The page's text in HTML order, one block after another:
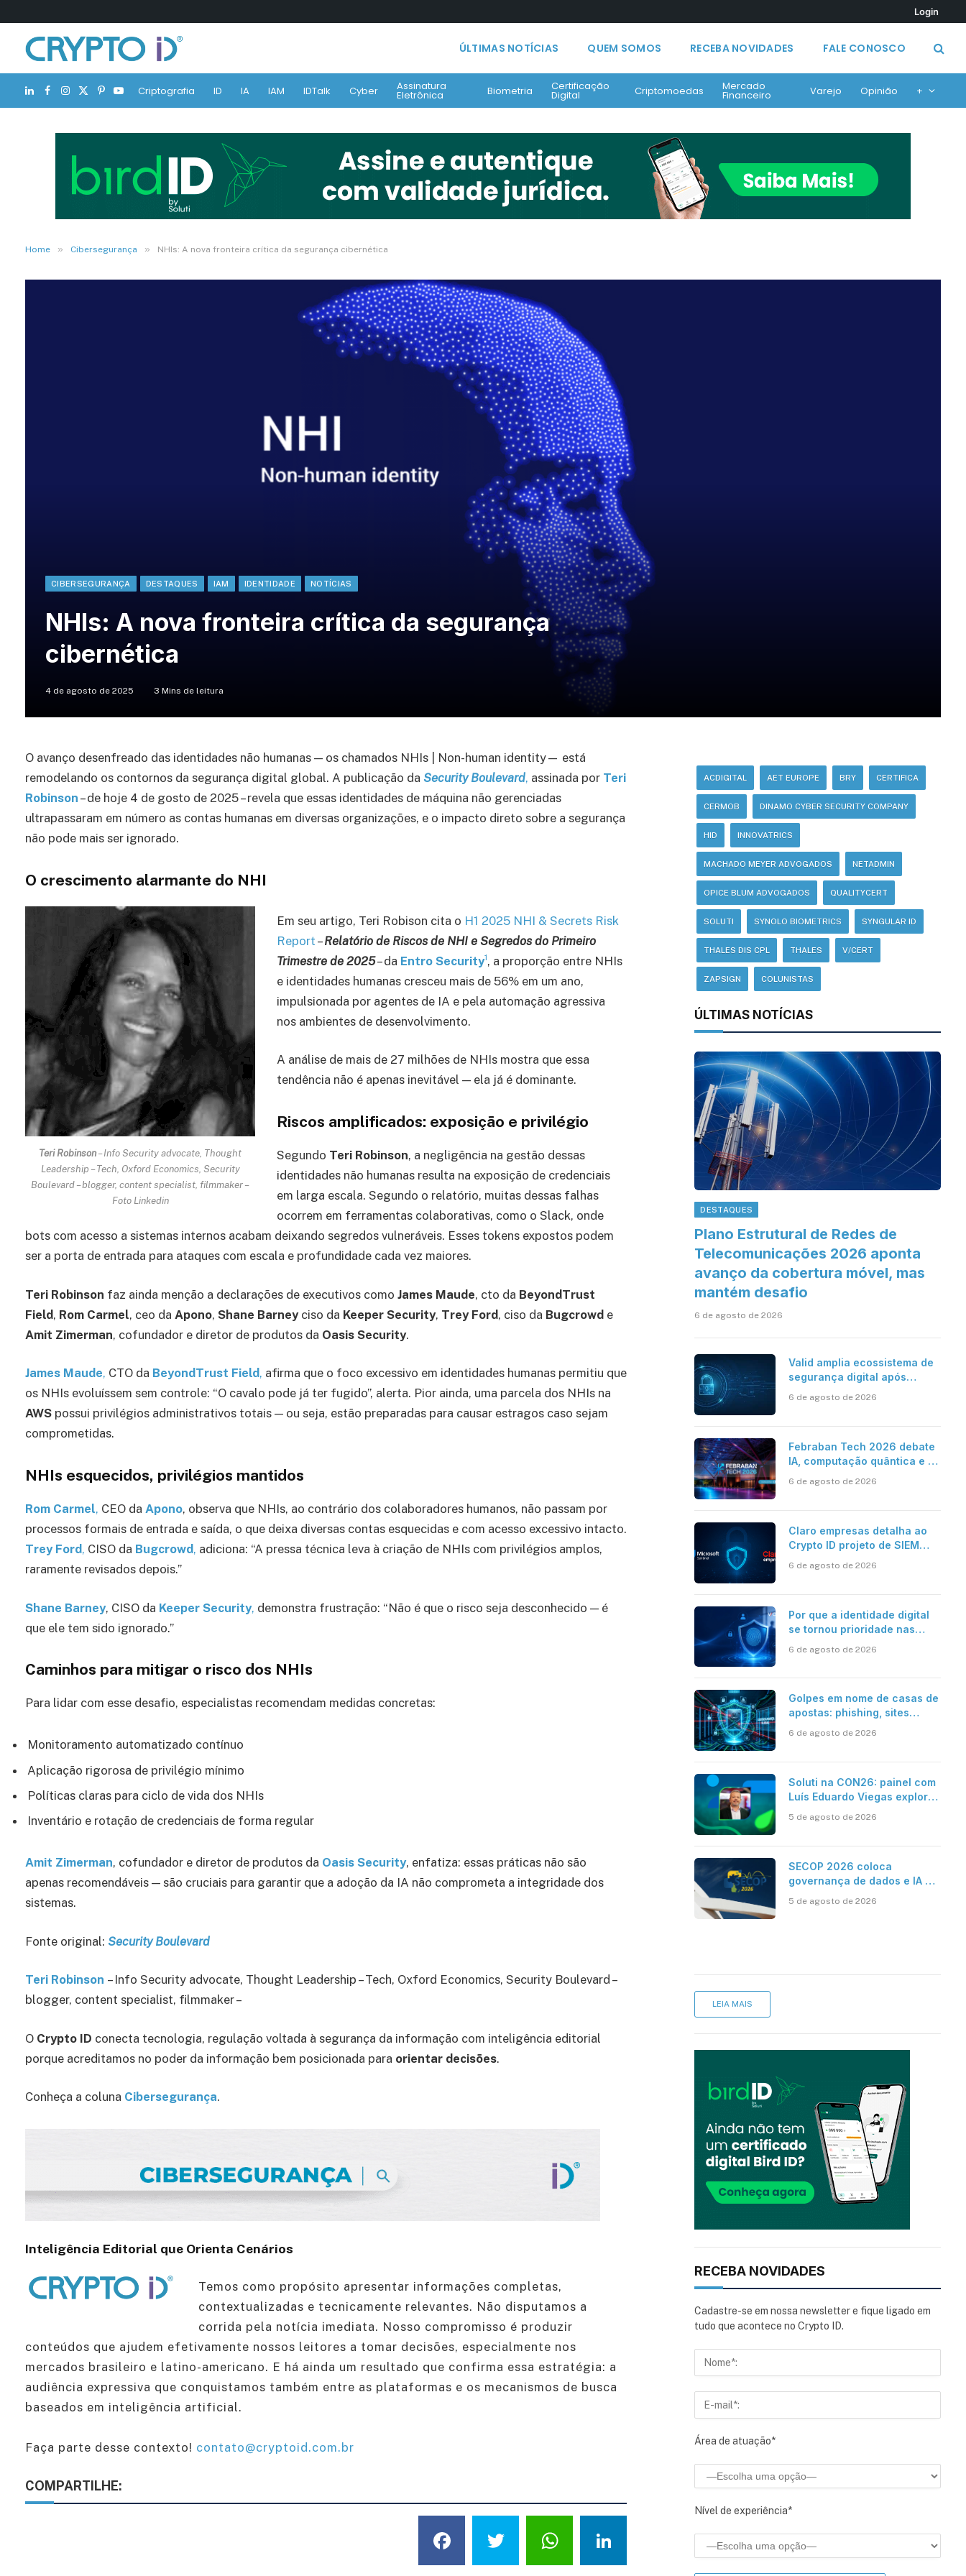
Login
ÚLTIMAS NOTÍCIAS QUEM SOMOS RECEBA NOVIDADES FALE CONOSCO
LinkedIn
Facebook
Instagram
X
(Twitter)
Pinterest
YouTubeCriptografia ID IA IAM IDTalk Cyber Assinatura
Eletrônica Biometria Certificação
Digital Criptomoedas Mercado
Financeiro Varejo Opinião +
Home » Cibersegurança » NHIs: A nova fronteira crítica da segurança cibernética
CIBERSEGURANÇA DESTAQUES IAM IDENTIDADE NOTÍCIAS
NHIs: A nova fronteira crítica da segurança
cibernética
4 de agosto de 2025 3 Mins de leitura
O avanço desenfreado das identidades não humanas — os chamados NHIs | Non-human identity— está
remodelando os contornos da segurança digital global. A publicação da Security Boulevard, assinada por Teri
Robinson – de hoje 4 de gosto de 2025 – revela que essas identidades de máquina não gerenciadas
ultrapassaram em número as contas humanas em diversas organizações, e o impacto direto sobre a segurança
não pode mais ser ignorado.
O crescimento alarmante do NHI
Teri Robinson– Info Security advocate, Thought
Leadership – Tech, Oxford Economics, Security
Boulevard – blogger, content specialist, filmmaker –
Foto Linkedin
Em seu artigo, Teri Robison cita o H1 2025 NHI & Secrets Risk
Report –Relatório de Riscos de NHI e Segredos do Primeiro
Trimestre de 2025– da Entro Security1, a proporção entre NHIs
e identidades humanas cresceu mais de 56% em um ano,
impulsionada por agentes de IA e pela automação agressiva
nos ambientes de desenvolvimento.
A análise de mais de 27 milhões de NHIs mostra que essa
tendência não é apenas inevitável — ela já é dominante.
Riscos amplificados: exposição e privilégio
Segundo Teri Robinson, a negligência na gestão dessas
identidades não humanas resulta na exposição de credenciais
em larga escala. Segundo o relatório, muitas dessas falhas
ocorrem em ferramentas colaborativas, como o Slack, onde
bots com acesso a sistemas internos acabam deixando segredos vulneráveis. Esses tokens expostos podem
ser a porta de entrada para ataques com escala e profundidade cada vez maiores.
Teri Robinson faz ainda menção a declarações de executivos como James Maude, cto da BeyondTrust
Field, Rom Carmel, ceo da Apono, Shane Barneyciso da Keeper Security, Trey Ford, ciso da Bugcrowd e
Amit Zimerman, cofundador e diretor de produtos da Oasis Security.
James Maude, CTO da BeyondTrust Field, afirma que o foco excessivo em identidades humanas permitiu que
os NHIs evoluíssem sem controle: “O cavalo pode já ter fugido”, alerta. Pior ainda, uma parcela dos NHIs na
AWS possui privilégios administrativos totais — ou seja, estão preparadas para causar estragos caso sejam
comprometidas.
NHIs esquecidos, privilégios mantidos
Rom Carmel, CEO da Apono, observa que NHIs, ao contrário dos colaboradores humanos, não passam por
processos formais de entrada e saída, o que deixa diversas contas esquecidas e com acesso excessivo intacto.
Trey Ford, CISO da Bugcrowd, adiciona: “A pressa técnica leva à criação de NHIs com privilégios amplos,
raramente revisados depois.”
Shane Barney, CISO da Keeper Security, demonstra frustração: “Não é que o risco seja desconhecido — é
que ele tem sido ignorado.”
Caminhos para mitigar o risco dos NHIs
Para lidar com esse desafio, especialistas recomendam medidas concretas:
Monitoramento automatizado contínuo
Aplicação rigorosa de privilégio mínimo
Políticas claras para ciclo de vida dos NHIs
Inventário e rotação de credenciais de forma regular
Amit Zimerman, cofundador e diretor de produtos da Oasis Security, enfatiza: essas práticas não são
apenas recomendáveis — são cruciais para garantir que a adoção da IA não comprometa a integridade dos
sistemas.
Fonte original: Security Boulevard
Teri Robinson – Info Security advocate, Thought Leadership – Tech, Oxford Economics, Security Boulevard –
blogger, content specialist, filmmaker –
O Crypto ID conecta tecnologia, regulação voltada à segurança da informação com inteligência editorial
porque acreditamos no poder da informação bem posicionada para orientar decisões.
Conheça a coluna Cibersegurança.
Inteligência Editorial que Orienta Cenários
Temos como propósito apresentar informações completas,
contextualizadas e tecnicamente relevantes. Não disputamos a
corrida pela notícia imediata. Nosso compromisso é produzir
conteúdos que ajudem efetivamente nossos leitores a tomar decisões, especialmente nos
mercados brasileiro e latino-americano. E há ainda um resultado que confirma essa estratégia: a
audiência expressiva que conquistamos também entre as plataformas e os mecanismos de busca
baseados em inteligência artificial.
Faça parte desse contexto! contato@cryptoid.com.br
COMPARTILHE:
Facebook
TwitterWhatsApp
LinkedIn
ACDIGITAL AET EUROPE BRY CERTIFICA
CERMOB DINAMO CYBER SECURITY COMPANY
HID INNOVATRICS
MACHADO MEYER ADVOGADOS NETADMIN
OPICE BLUM ADVOGADOS QUALITYCERT
SOLUTI SYNOLO BIOMETRICS SYNGULAR ID
THALES DIS CPL THALES V/CERT
ZAPSIGN COLUNISTAS
ÚLTIMAS NOTÍCIAS
DESTAQUES
Plano Estrutural de Redes de
Telecomunicações 2026 aponta
avanço da cobertura móvel, mas
mantém desafio
6 de agosto de 2026
Valid amplia ecossistema de
segurança digital após
6 de agosto de 2026
Febraban Tech 2026 debate
IA, computação quântica e os
bancária
6 de agosto de 2026
Claro empresas detalha ao
Crypto ID projeto de SIEM
resposta automatizada
6 de agosto de 2026
Por que a identidade digital
se tornou prioridade nas
6 de agosto de 2026
Golpes em nome de casas de
apostas: phishing, sites
6 de agosto de 2026
Soluti na CON26: painel com
Luís Eduardo Viegas explora
eficiência da Contabilidade
5 de agosto de 2026
SECOP 2026 coloca
governança de dados e IA no
5 de agosto de 2026
LEIA MAIS
RECEBA NOVIDADES
Cadastre-se em nossa newsletter e fique ligado em
tudo que acontece no Crypto ID.
Área de atuação*
Nível de experiência*